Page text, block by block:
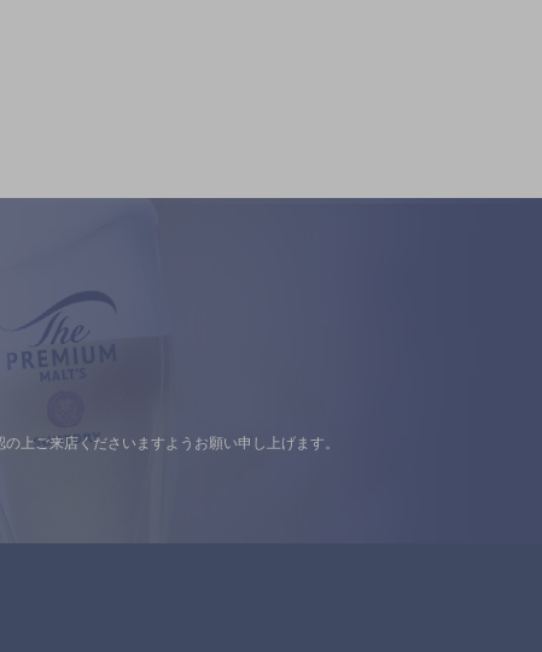
上ご来店くださいますようお願い申し上げます。